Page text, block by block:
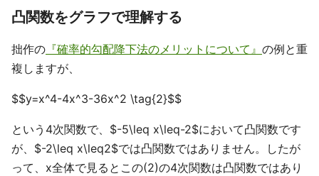
凸関数をグラフで理解する
拙作の 『確率的勾配降下法のメリットについて』 の例と重
複しますが、
$$y=x^4-4x^3-36x^2 \tag{2}$$
という4次関数で、$-5\leq x\leq-2$において凸関数です
が、$-2\leq x\leq2$では凸関数ではありません。したが
って、x全体で見るとこの(2)の4次関数は凸関数ではあり